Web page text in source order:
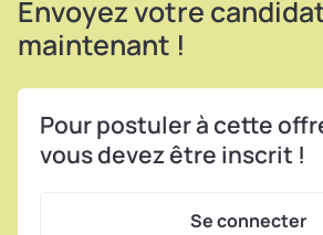
Envoyez votre
maintenant !
Pour postuler à cette
vous devez être inscrit !
Se connecter